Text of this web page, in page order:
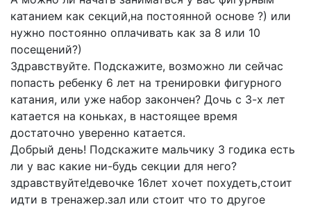
катанием как секций,на постоянной основе ?) или
нужно постоянно оплачивать как за 8 или 10
посещений?)
Здравствуйте. Подскажите, возможно ли сейчас
попасть ребенку 6 лет на тренировки фигурного
катания, или уже набор закончен? Дочь с 3-х лет
катается на коньках, в настоящее время
достаточно уверенно катается.
Добрый день! Подскажите мальчику 3 годика есть
ли у вас какие ни-будь секции для него?
здравствуйте!девочке 16лет хочет похудеть,стоит
идти в тренажер.зал или стоит что то другое